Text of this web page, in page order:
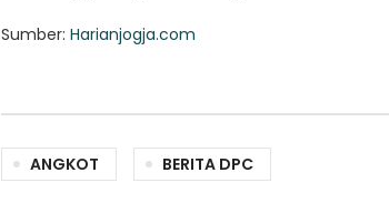
Sumber:Harianjogja.com
ANGKOT BERITA DPC